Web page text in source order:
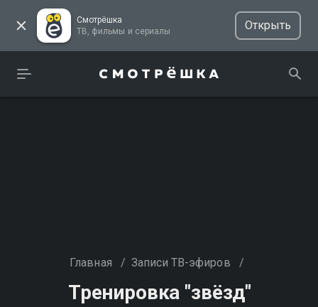
Смотрёшка
ТВ, фильмы и сериалы
Открыть
Главная / Записи ТВ-эфиров /
Тренировка "звёзд"